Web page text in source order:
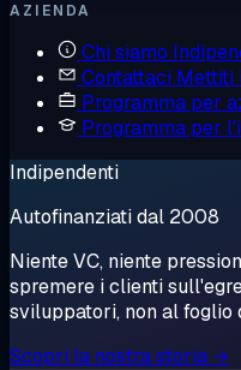
AZIENDA
Chi siamo
Contattaci Mettiti
Programma per
Programma per
Indipendenti
Autofinanziati dal 2008
Niente VC, niente
spremere i clienti
sviluppatori, non al foglio
Scopri la nostra storia →